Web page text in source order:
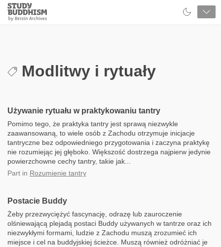
Close
Study
Buddhism
Modlitwy i rytuały
Używanie rytuału w praktykowaniu tantry
Pomimo tego, że praktyka tantry jest sprawą niezwykle
zaawansowaną, to wiele osób z Zachodu otrzymuje inicjacje
tantryczne bez odpowiedniego przygotowania i zaczyna praktykę
nie rozumiejąc jej głęboko. Większość dostrzega najpierw jedynie
powierzchowne cechy tantry, takie jak...
Part in Rozumienie tantry
Postacie Buddy
Żeby przezwyciężyć fascynację, odrazę lub zauroczenie
olśniewającą plejadą postaci Buddy używanych w tantrze oraz ich
niezwykłymi formami, ludzie z Zachodu muszą zrozumieć ich
miejsce i cel na buddyjskiej ścieżce. Muszą również odróżniać je